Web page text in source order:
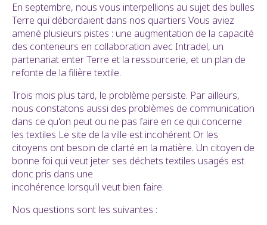
En septembre, nous vous interpellions au sujet des bulles
Terre qui débordaient dans nos quartiers Vous aviez
amené plusieurs pistes : une augmentation de la capacité
des conteneurs en collaboration avec Intradel, un
partenariat enter Terre et la ressourcerie, et un plan de
refonte de la filière textile.
Trois mois plus tard, le problème persiste. Par ailleurs,
nous constatons aussi des problèmes de communication
dans ce qu'on peut ou ne pas faire en ce qui concerne
les textiles Le site de la ville est incohérent Or les
citoyens ont besoin de clarté en la matière. Un citoyen de
bonne foi qui veut jeter ses déchets textiles usagés est
donc pris dans une
incohérence lorsqu'il veut bien faire.
Nos questions sont les suivantes :